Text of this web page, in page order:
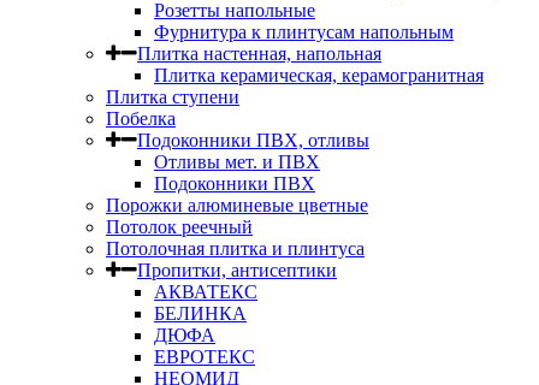
Розетты напольные
Фурнитура к плинтусам напольным
Плитка настенная, напольная
Плитка керамическая, керамогранитная
Плитка ступени
Побелка
Подоконники ПВХ, отливы
Отливы мет. и ПВХ
Подоконники ПВХ
Порожки алюминевые цветные
Потолок реечный
Потолочная плитка и плинтуса
Пропитки, антисептики
АКВАТЕКС
БЕЛИНКА
ДЮФА
ЕВРОТЕКС
НЕОМИД